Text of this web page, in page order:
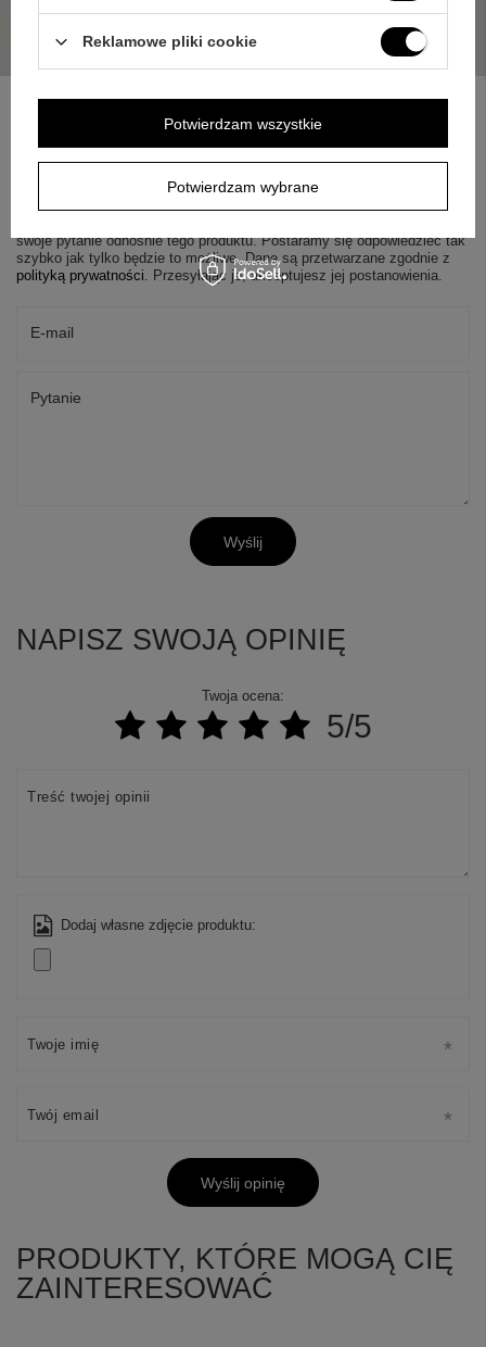
ZAPYTAJ O PRODUKT
swoje pytanie odnośnie tego produktu. Postaramy się odpowiedzieć tak
szybko jak tylko będzie to możliwe.Dane są przetwarzane zgodnie z
polityką prywatności. Przesyłając je, akceptujesz jej postanowienia.
E-mail
Pytanie
Wyślij
NAPISZ SWOJĄ OPINIĘ
Twoja ocena:
5/5
Treść twojej opinii
Dodaj własne zdjęcie produktu:
Twoje imię
Twój email
Wyślij opinię
PRODUKTY, KTÓRE MOGĄ CIĘ
ZAINTERESOWAĆ
Reklamowe pliki cookie
Potwierdzam wybrane
Potwierdzam wszystkie